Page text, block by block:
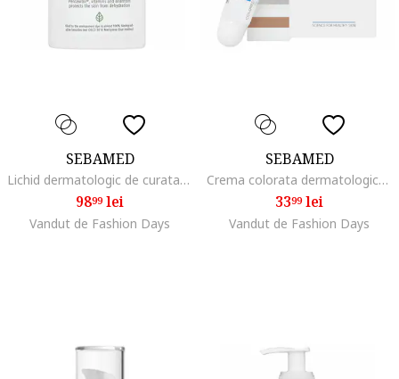
SEBAMED
Lichid dermatologic de curatare pentru fata si corp, 1000 ml
9899lei
Vandut de Fashion Days
SEBAMED
Crema colorata dermatologica Clear Face pentru ten acneic, 10 ml
3399lei
Vandut de Fashion Days